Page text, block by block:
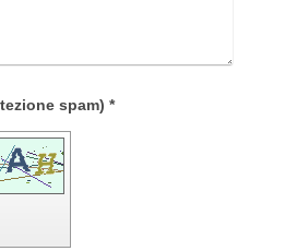
Captcha (codice protezione spam) *